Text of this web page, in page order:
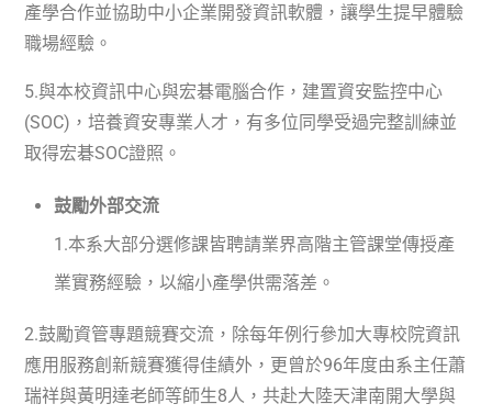
產學合作並協助中小企業開發資訊軟體，讓學生提早體驗
職場經驗。
5.與本校資訊中心與宏碁電腦合作，建置資安監控中心
(SOC) ，培養資安專業人才，有多位同學受過完整訓練並
取得宏碁SOC證照。
鼓勵外部交流
1.本系大部分選修課皆聘請業界高階主管課堂傳授產
業實務經驗，以縮小產學供需落差。
2.鼓勵資管專題競賽交流，除每年例行參加大專校院資訊
應用服務創新競賽獲得佳績外，更曾於96年度由系主任蕭
瑞祥與黃明達老師等師生8人，共赴大陸天津南開大學與